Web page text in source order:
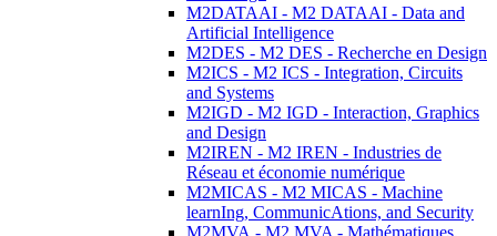
M2DATAAI - M2 DATAAI - Data and
Artificial Intelligence
M2DES - M2 DES - Recherche en Design
M2ICS - M2 ICS - Integration, Circuits
and Systems
M2IGD - M2 IGD - Interaction, Graphics
and Design
M2IREN - M2 IREN - Industries de
Réseau et économie numérique
M2MICAS - M2 MICAS - Machine
learnIng, CommunicAtions, and Security
M2MVA - M2 MVA - Mathématiques,